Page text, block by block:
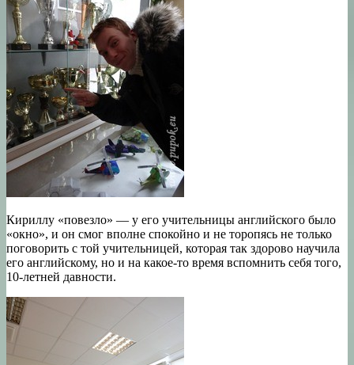
Кириллу «повезло» — у его учительницы английского было
«окно», и он смог вполне спокойно и не торопясь не только
поговорить с той учительницей, которая так здорово научила
его английскому, но и на какое-то время вспомнить себя того,
10-летней давности.